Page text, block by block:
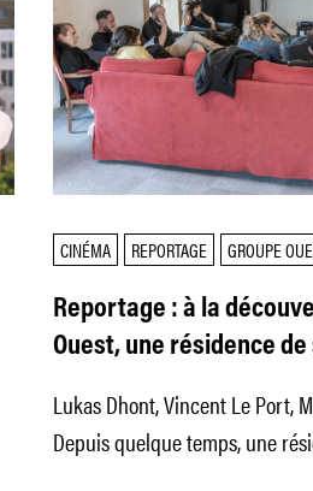
CINÉMA REPORTAGE GROUPE
Reportage : à la
Ouest, une résidence
Lukas Dhont, Vincent Le Port,
Depuis quelque temps, une